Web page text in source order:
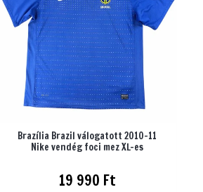
Brazília Brazil válogatott 2010-11
Nike vendég foci mez XL-es
19 990 Ft